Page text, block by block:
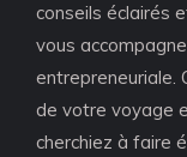
conseils éclairés
vous
entrepreneuriale.
de votre voyage
cherchiez à faire